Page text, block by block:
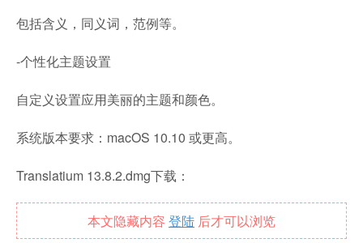
包括含义，同义词，范例等。
-个性化主题设置
自定义设置应用美丽的主题和颜色。
系统版本要求：macOS 10.10 或更高。
Translatium 13.8.2.dmg下载：
本文隐藏内容 登陆 后才可以浏览